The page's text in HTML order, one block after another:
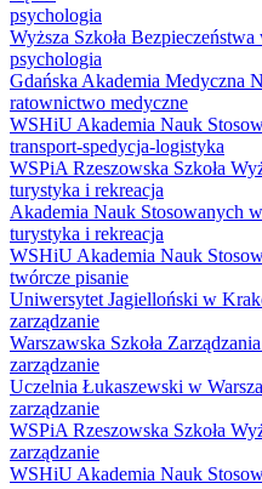
psychologia
Wyższa Szkoła
psychologia
Gdańska Akademia Medyczna
ratownictwo medyczne
WSHiU Akademia Nauk
transport-spedycja-logistyka
WSPiA Rzeszowska Szkoła
turystyka i rekreacja
Akademia Nauk Stosowanych
turystyka i rekreacja
WSHiU Akademia Nauk
twórcze pisanie
Uniwersytet Jagielloński w
zarządzanie
Warszawska Szkoła
zarządzanie
Uczelnia Łukaszewski w
zarządzanie
WSPiA Rzeszowska Szkoła
zarządzanie
WSHiU Akademia Nauk